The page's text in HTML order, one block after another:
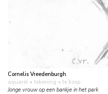
Cornelis Vreedenburgh
aquarel • tekening • te koop
Jonge vrouw op een bankje in het park